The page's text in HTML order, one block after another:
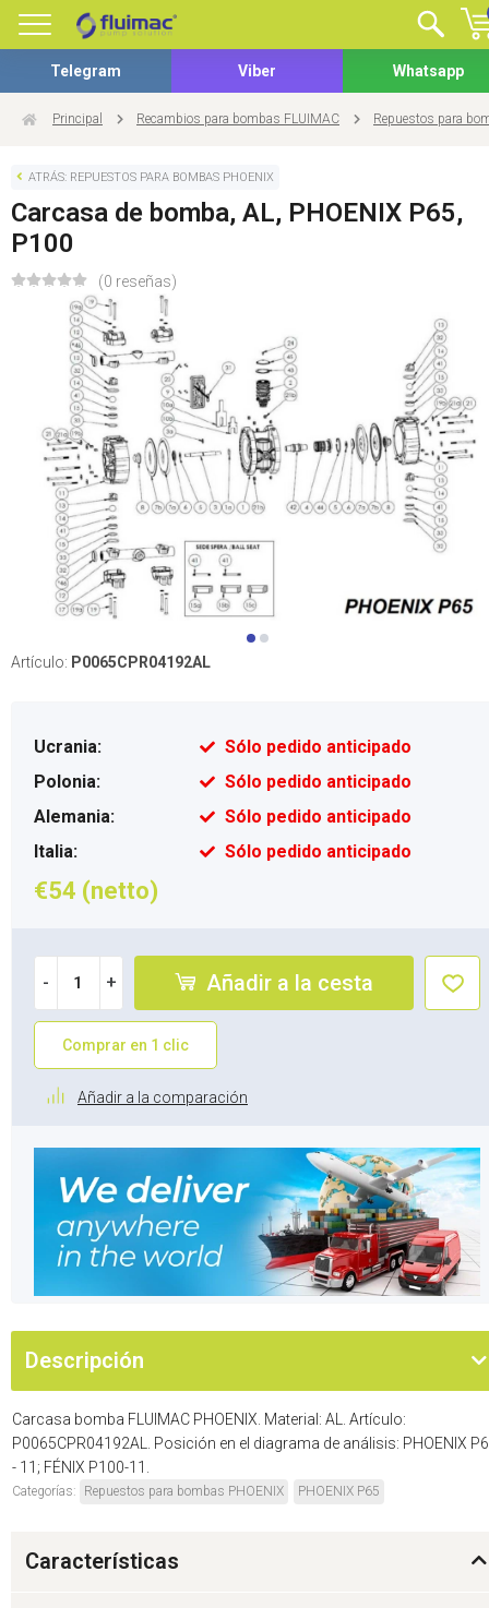
Telegram Viber Whatsapp
Principal Recambios para bombas FLUIMAC Repuestos para
ATRÁS: REPUESTOS PARA BOMBAS PHOENIX
Carcasa de bomba, AL, PHOENIX P65,
P100
(0 reseñas)
Artículo: P0065CPR04192AL
Ucrania:
Sólo pedido anticipado
Polonia:
Sólo pedido anticipado
Alemania:
Sólo pedido anticipado
Italia:
Sólo pedido anticipado
€54 (netto)
- + Añadir a la cesta
Comprar en 1 clic
Añadir a la comparación
Descripción
Carcasa bomba FLUIMAC PHOENIX. Material: AL. Artículo:
P0065CPR04192AL. Posición en el diagrama de análisis: PHOENIX
- 11; FÉNIX P100-11.
Categorías: Repuestos para bombas PHOENIX PHOENIX P65
Características